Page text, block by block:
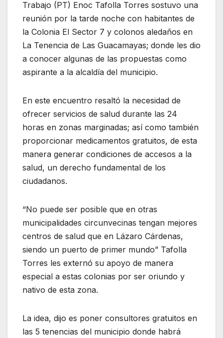
Trabajo (PT) Enoc Tafolla Torres sostuvo una
reunión por la tarde noche con habitantes de
la Colonia El Sector 7 y colonos aledaños en
La Tenencia de Las Guacamayas; donde les dio
a conocer algunas de las propuestas como
aspirante a la alcaldía del municipio.
En este encuentro resaltó la necesidad de
ofrecer servicios de salud durante las 24
horas en zonas marginadas; así como también
proporcionar medicamentos gratuitos, de esta
manera generar condiciones de accesos a la
salud, un derecho fundamental de los
ciudadanos.
“No puede ser posible que en otras
municipalidades circunvecinas tengan mejores
centros de salud que en Lázaro Cárdenas,
siendo un puerto de primer mundo” Tafolla
Torres les externó su apoyo de manera
especial a estas colonias por ser oriundo y
nativo de esta zona.
La idea, dijo es poner consultores gratuitos en
las 5 tenencias del municipio donde habrá